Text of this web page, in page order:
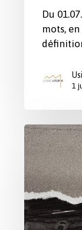
Du
mots,
1
Exposition
“Vues”
de
Nicolas
Duvivier